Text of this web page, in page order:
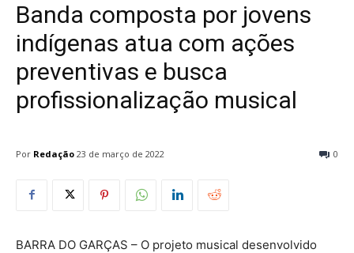
Banda composta por jovens
indígenas atua com ações
preventivas e busca
profissionalização musical
Por Redação 0
23 de março de 2022
BARRA DO GARÇAS – O projeto musical desenvolvido